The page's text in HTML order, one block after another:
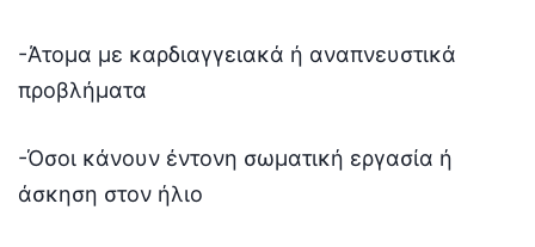
-Άτομα με καρδιαγγειακά ή αναπνευστικά
προβλήματα
-Όσοι κάνουν έντονη σωματική εργασία ή
άσκηση στον ήλιο